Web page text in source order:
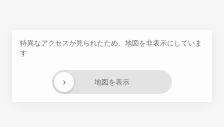
特異なアクセスが見られたため、地図を非表示にしていま
す
地図を表示
›